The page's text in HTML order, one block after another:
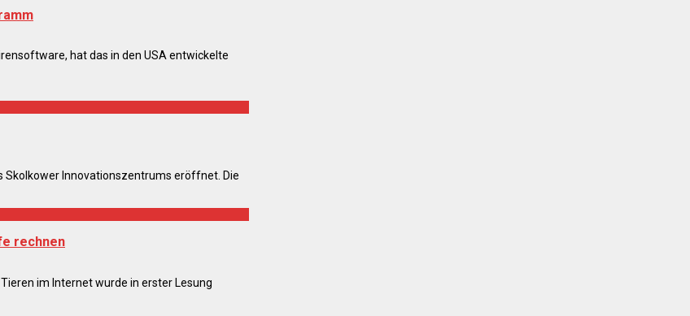
hat das in den USA entwickelte
Skolkower Innovationszentrums eröffnet. Die
rechnen
im Internet wurde in erster Lesung